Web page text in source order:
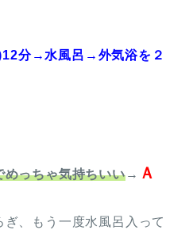
分→水風呂→外気浴を２
めっちゃ気持ちいい→ Ａ
、もう一度水風呂入って